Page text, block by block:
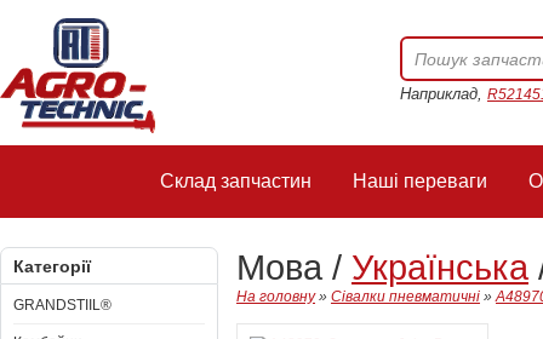
Наприклад,
Склад запчастин Наші переваги
Категорії
GRANDSTIIL®
Мова / Українська
На головну» Сівалки пневматичні »